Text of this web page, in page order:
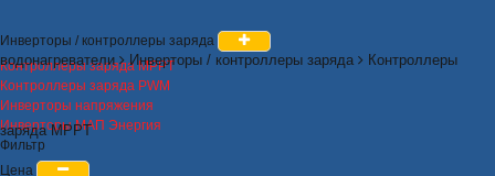
водонагреватели Инверторы / контроллеры заряда Контроллеры
заряда MPPT
Инверторы / контроллеры заряда
Контроллеры заряда MPPT
Контроллеры заряда PWM
Инверторы напряжения
Инверторы МАП Энергия
Фильтр
Цена